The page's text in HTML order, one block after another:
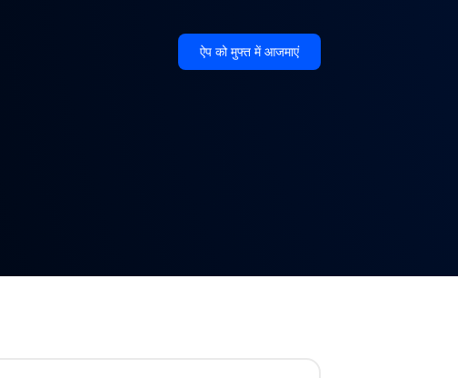
ऐप को मुफ्त में आजमाएं